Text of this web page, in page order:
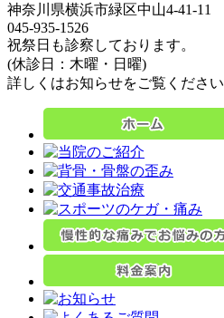
神奈川県横浜市緑区中山4-41-11
045-935-1526
祝祭日も診察しております。
(休診日：木曜・日曜)
詳しくはお知らせをご覧ください